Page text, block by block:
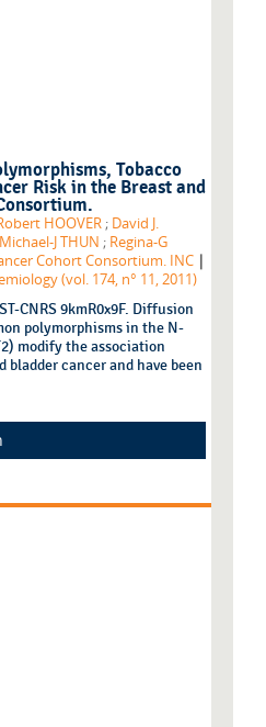
Tobacco
Risk in the Breast and
HOOVER ; David J.
Michael-J THUN ; Regina-G
Cohort Consortium. INC |
(vol. 174, n° 11, 2011)
CNRS 9kmR0x9F. Diffusion
polymorphisms in the N-
modify the association
cancer and have been